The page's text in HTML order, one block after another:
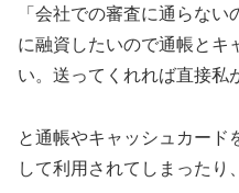
「会社での審査に通らな
に融資したいので通帳とキ
い。送ってくれれば直接私
と通帳やキャッシュカード
して利用されてしまったり